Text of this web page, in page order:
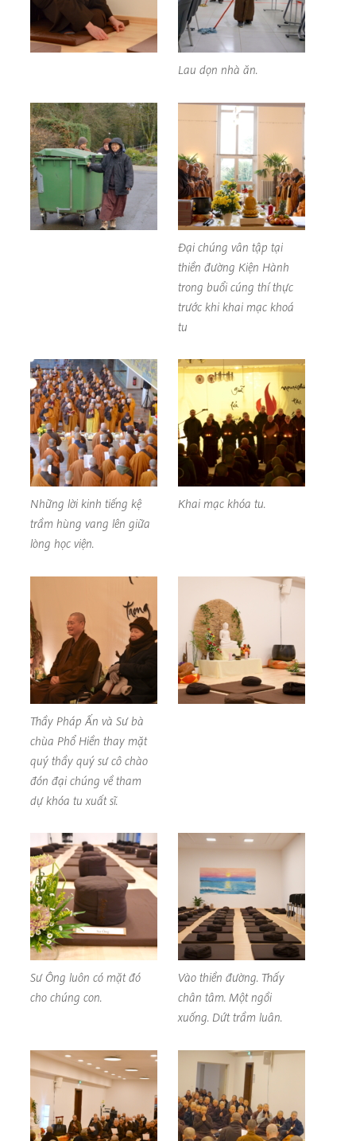
Lau dọn nhà ăn.
Đại chúng vân tập tại
thiền đường Kiện Hành
trong buổi cúng thí thực
trước khi khai mạc khoá
tu
Những lời kinh tiếng kệ
trầm hùng vang lên giữa
lòng học viện.
Khai mạc khóa tu.
Thầy Pháp Ấn và Sư bà
chùa Phổ Hiền thay mặt
quý thầy quý sư cô chào
đón đại chúng về tham
dự khóa tu xuất sĩ.
Sư Ông luôn có mặt đó
cho chúng con.
Vào thiền đường. Thấy
chân tâm. Một ngồi
xuống. Dứt trầm luân.